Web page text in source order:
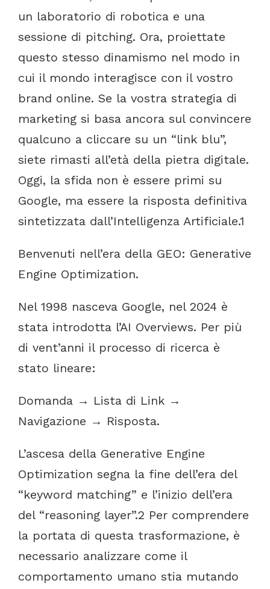
un laboratorio di robotica e una
sessione di pitching. Ora, proiettate
questo stesso dinamismo nel modo in
cui il mondo interagisce con il vostro
brand online. Se la vostra strategia di
marketing si basa ancora sul convincere
qualcuno a cliccare su un “link blu”,
siete rimasti all’età della pietra digitale.
Oggi, la sfida non è essere primi su
Google, ma essere la risposta definitiva
sintetizzata dall’Intelligenza Artificiale.1
Benvenuti nell’era della GEO: Generative
Engine Optimization.
Nel 1998 nasceva Google, nel 2024 è
stata introdotta l’AI Overviews. Per più
di vent’anni il processo di ricerca è
stato lineare:
Domanda → Lista di Link →
Navigazione → Risposta.
L’ascesa della Generative Engine
Optimization segna la fine dell’era del
“keyword matching” e l’inizio dell’era
del “reasoning layer”.2 Per comprendere
la portata di questa trasformazione, è
necessario analizzare come il
comportamento umano stia mutando